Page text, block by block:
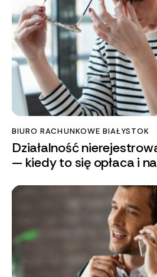
BIURO RACHUNKOWE BIAŁYSTOK
Działalność
— kiedy to się opłaca i